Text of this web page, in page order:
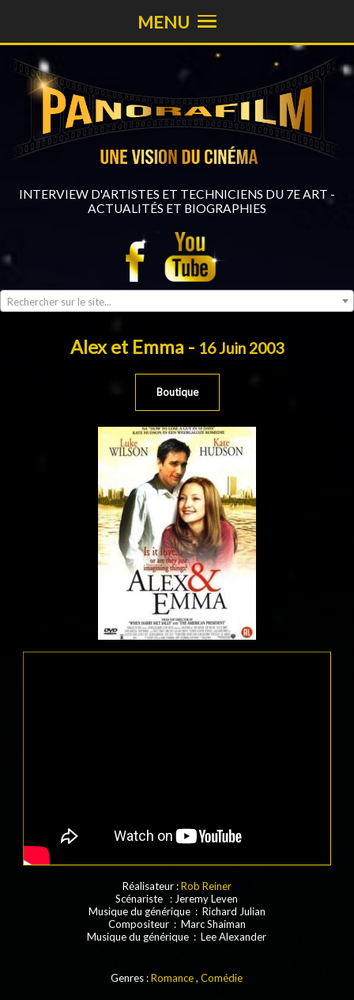
INTERVIEW D'ARTISTES ET TECHNICIENS DU 7E ART -
ACTUALITÉS ET BIOGRAPHIES
Rechercher sur le site...
MENU
Alex et Emma - 16 Juin 2003
Boutique
Réalisateur :Rob Reiner
Scénariste : Jeremy Leven
Musique du générique : Richard Julian
Compositeur : Marc Shaiman
Musique du générique : Lee Alexander
Genres :Romance,Comédie